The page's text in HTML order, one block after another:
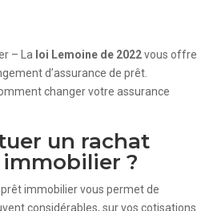
– La loi Lemoine de 2022vous offre
d’assurance de prêt.
changer votre assurance
un rachat
?
immobilier vous permet de
considérables, sur vos cotisations